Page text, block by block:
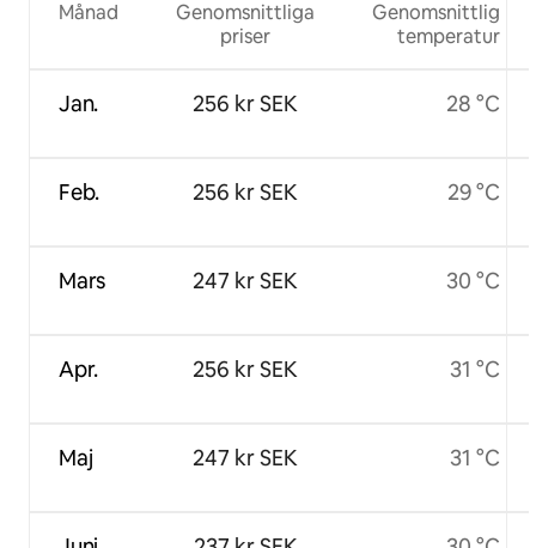
Månad
Jan.
Feb.
Mars
Apr.
Maj
Genomsnittliga
priser
256 kr SEK
256 kr SEK
247 kr SEK
256 kr SEK
247 kr SEK
Genomsnittlig
temperatur
28 °C
29 °C
30 °C
31 °C
31 °C